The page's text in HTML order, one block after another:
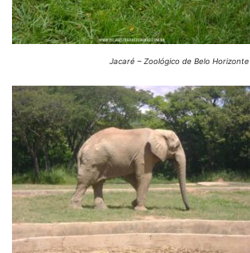
Jacaré – Zoológico de Belo Horizonte